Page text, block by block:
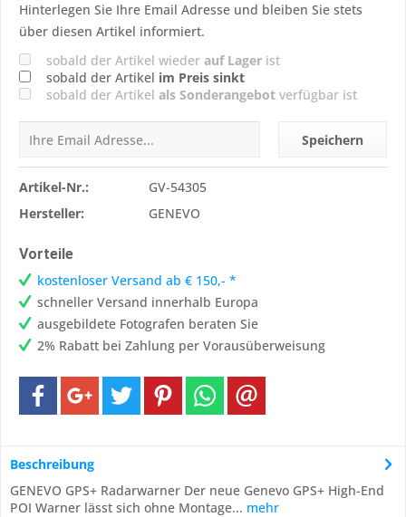
Hinterlegen Sie Ihre Email Adresse und bleiben Sie stets
über diesen Artikel informiert.
sobald der Artikel wieder auf Lager ist
sobald der Artikel im Preis sinkt
sobald der Artikel als Sonderangebot verfügbar ist
Speichern
Artikel-Nr.:
GV-54305
Hersteller:
GENEVO
Vorteile
kostenloser Versand ab € 150,- *
schneller Versand innerhalb Europa
ausgebildete Fotografen beraten Sie
2% Rabatt bei Zahlung per Vorausüberweisung
Beschreibung
GENEVO GPS+ Radarwarner Der neue Genevo GPS+ High-End
POI Warner lässt sich ohne Montage... mehr